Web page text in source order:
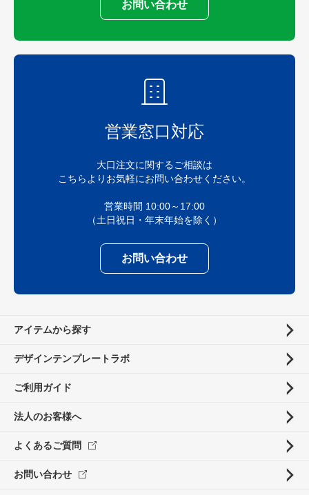
お問い合わせ
営業窓口対応
大口注文に関するご相談は
こちらよりお気軽にお問い合わせください。
営業時間 10:00～17:00
（土日祝日・年末年始を除く）
お問い合わせ
アイテムから探す
デザインテンプレートラボ
ご利用ガイド
法人のお客様へ
よくあるご質問
お問い合わせ